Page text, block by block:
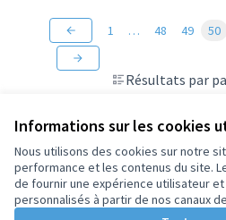
Informations sur les cookies
Nous utilisons des cookies sur notre
performance et les contenus du site.
de fournir une expérience utilisateur et
personnalisés à partir de nos canaux
Résultats par
1 … 48 49 50
Conditions d'utilisation
Paramètres des cookies